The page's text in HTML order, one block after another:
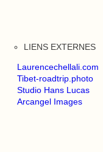
LIENS EXTERNES
Laurencechellali.com
Tibet-roadtrip.photo
Studio Hans Lucas
Arcangel Images